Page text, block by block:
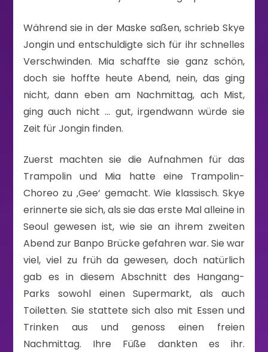
Während sie in der Maske saßen, schrieb Skye
Jongin und entschuldigte sich für ihr schnelles
Verschwinden. Mia schaffte sie ganz schön,
doch sie hoffte heute Abend, nein, das ging
nicht, dann eben am Nachmittag, ach Mist,
ging auch nicht … gut, irgendwann würde sie
Zeit für Jongin finden.
Zuerst machten sie die Aufnahmen für das
Trampolin und Mia hatte eine Trampolin-
Choreo zu ‚Gee‘ gemacht. Wie klassisch. Skye
erinnerte sie sich, als sie das erste Mal alleine in
Seoul gewesen ist, wie sie an ihrem zweiten
Abend zur Banpo Brücke gefahren war. Sie war
viel, viel zu früh da gewesen, doch natürlich
gab es in diesem Abschnitt des Hangang-
Parks sowohl einen Supermarkt, als auch
Toiletten. Sie stattete sich also mit Essen und
Trinken aus und genoss einen freien
Nachmittag. Ihre Füße dankten es ihr.